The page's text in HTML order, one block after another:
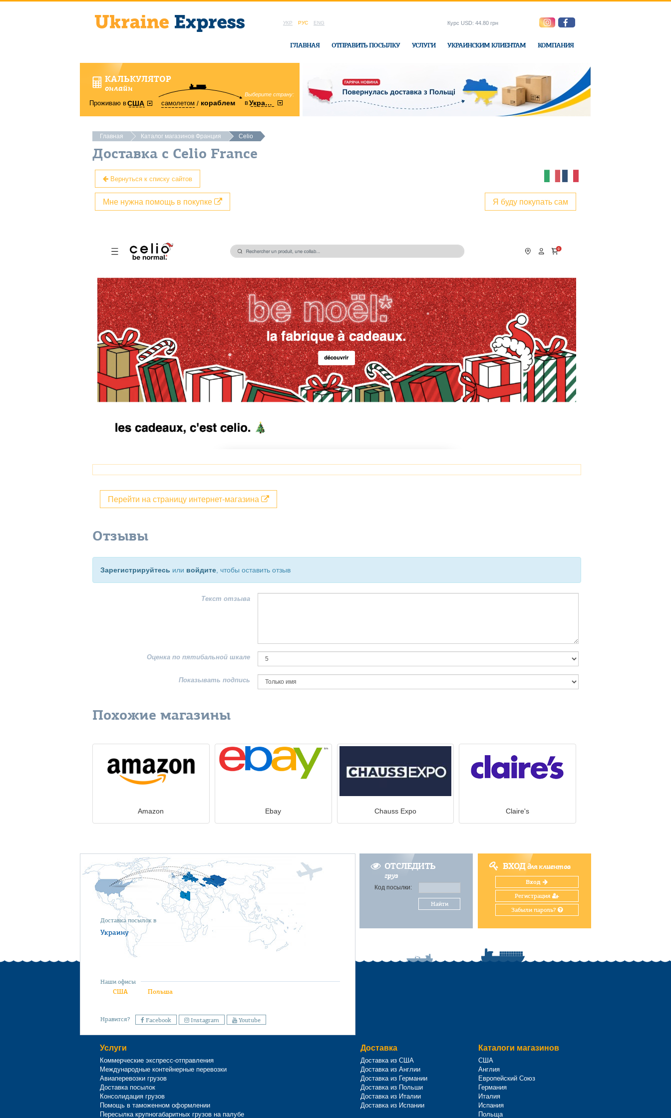
УКР РУС ENG
ГЛАВНАЯ ОТПРАВИТЬ ПОСЫЛКУ УСЛУГИ УКРАИНСКИМ КЛИЕНТАМ КОМПАНИЯ
Курс USD: 44.80 грн
КАЛЬКУЛЯТОР
онлайн
Проживаю вСША самолетом кораблем
Выберите страну:
вУкраину
область:
Винницкая в офисе Ukraine-Express
Главная Каталог магазинов Франция Celio
Доставка с Celio France
Вернуться к списку сайтов
Я буду покупать сам
Мне нужна помощь в покупке
Перейти на страницу интернет-магазина
Отзывы
Зарегистрируйтесь или войдите , чтобы оставить отзыв
Текст отзыва
Оценка по пятибальной шкале
Показывать подпись
Похожие магазины
Amazon Ebay Chauss Expo Claire's
ОТСЛЕДИТЬ
груз
Код посылки:
Найти
ВХОДдля клиентов
Вход
Регистрация
Забыли пароль?
Доставка посылок в
Украину
Наши офисы
США Польша
Нравится? Facebook Instagram Youtube
Услуги
Коммерческие экспресс-отправления
Международные контейнерные перевозки
Авиаперевозки грузов
Доставка посылок
Консолидация грузов
Помощь в таможенном оформлении
Пересылка крупногабаритных грузов на палубе
Доставка
Доставка из США
Доставка из Англии
Доставка из Германии
Доставка из Польши
Доставка из Италии
Доставка из Испании
Каталоги магазинов
США
Англия
Европейский Союз
Германия
Италия
Испания
Польща